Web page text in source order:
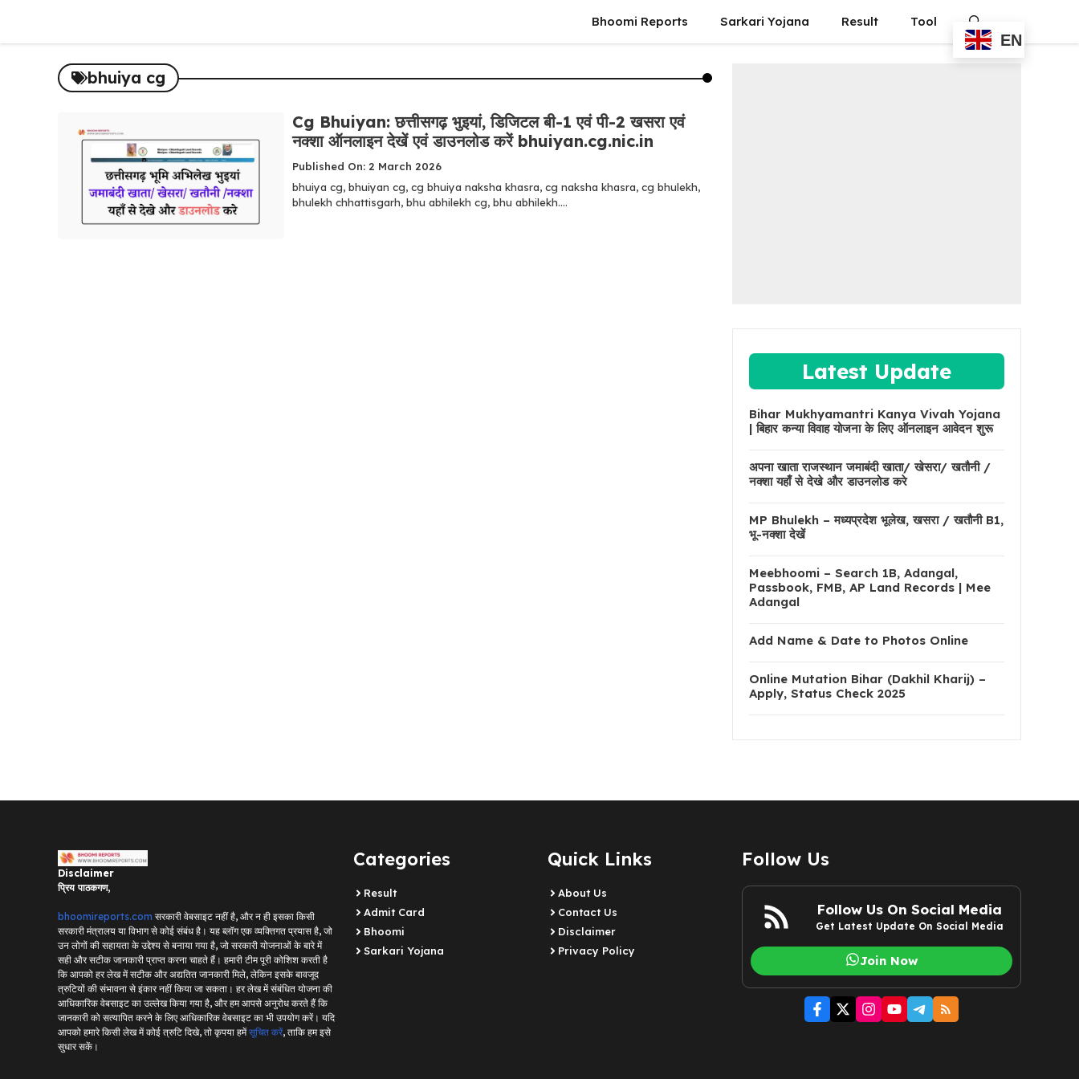
content
Bhoomi Reports Sarkari Yojana Result Tool
EN
bhuiya cg
Cg Bhuiyan: छत्तीसगढ़ भुइयां, डिजिटल बी-1 एवं पी-2 खसरा एवं
नक्शा ऑनलाइन देखें एवं डाउनलोड करें bhuiyan.cg.nic.in
Published On: 2 March 2026
bhuiya cg, bhuiyan cg, cg bhuiya naksha khasra, cg naksha khasra, cg bhulekh,
bhulekh chhattisgarh, bhu abhilekh cg, bhu abhilekh....
Latest Update
Bihar Mukhyamantri Kanya Vivah Yojana
| बिहार कन्या विवाह योजना के लिए ऑनलाइन आवेदन शुरू
अपना खाता राजस्थान जमाबंदी खाता/ खेसरा/ खतौनी /
नक्शा यहाँ से देखे और डाउनलोड करे
MP Bhulekh – मध्यप्रदेश भूलेख, खसरा / खतौनी B1,
भू-नक्शा देखें
Meebhoomi – Search 1B, Adangal,
Passbook, FMB, AP Land Records | Mee
Adangal
Add Name & Date to Photos Online
Online Mutation Bihar (Dakhil Kharij) –
Apply, Status Check 2025
Disclaimer
प्रिय पाठकगण,
bhoomireports.com सरकारी वेबसाइट नहीं है, और न ही इसका किसी
सरकारी मंत्रालय या विभाग से कोई संबंध है। यह ब्लॉग एक व्यक्तिगत प्रयास है, जो
उन लोगों की सहायता के उद्देश्य से बनाया गया है, जो सरकारी योजनाओं के बारे में
सही और सटीक जानकारी प्राप्त करना चाहते हैं। हमारी टीम पूरी कोशिश करती है
कि आपको हर लेख में सटीक और अद्यतित जानकारी मिले, लेकिन इसके बावजूद
त्रुटियों की संभावना से इंकार नहीं किया जा सकता। हर लेख में संबंधित योजना की
आधिकारिक वेबसाइट का उल्लेख किया गया है, और हम आपसे अनुरोध करते हैं कि
जानकारी को सत्यापित करने के लिए आधिकारिक वेबसाइट का भी उपयोग करें। यदि
आपको हमारे किसी लेख में कोई त्रुटि दिखे, तो कृपया हमेंसूचित करें, ताकि हम इसे
सुधार सकें।
Categories
Result
Admit Card
Bhoomi
Sarkari Yojana
Quick Links
About Us
Contact Us
Disclaimer
Privacy Policy
Follow Us
Follow Us On Social Media
Get Latest Update On Social Media
Join Now